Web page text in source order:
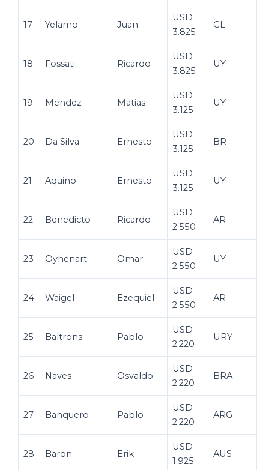
17 Yelamo Juan
USD
3.825
CL
18 Fossati Ricardo
USD
3.825
UY
19 Mendez Matias
USD
3.125
UY
20 Da Silva Ernesto
USD
3.125
BR
21 Aquino Ernesto
USD
3.125
UY
22 Benedicto Ricardo
USD
2.550
AR
23 Oyhenart Omar
USD
2.550
UY
24 Waigel Ezequiel
USD
2.550
AR
25 Baltrons Pablo
USD
2.220
URY
26 Naves Osvaldo
USD
2.220
BRA
27 Banquero Pablo
USD
2.220
ARG
28 Baron Erik
USD
1.925
AUS